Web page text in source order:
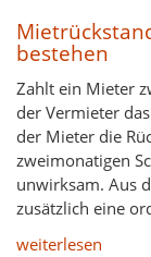
bestehen
Zahlt ein Mieter
der Vermieter
der Mieter die
zweimonatigen
unwirksam. Aus
zusätzlich eine
weiterlesen